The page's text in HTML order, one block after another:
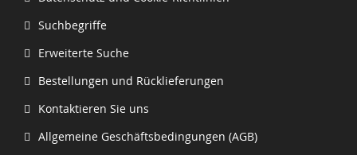
Suchbegriffe
Erweiterte Suche
Bestellungen und Rücklieferungen
Kontaktieren Sie uns
Allgemeine Geschäftsbedingungen (AGB)